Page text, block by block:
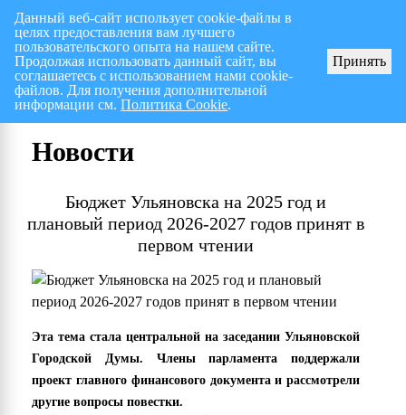
Перспективный план работ на I полугодие 2026 г.
Новости
Бюджет Ульяновска на 2025 год и
плановый период 2026-2027 годов принят в
первом чтении
Эта тема стала центральной на заседании Ульяновской
Городской Думы. Члены парламента поддержали
проект главного финансового документа и рассмотрели
другие вопросы повестки.
Данный веб-сайт использует cookie-файлы в
целях предоставления вам лучшего
пользовательского опыта на нашем сайте.
Продолжая использовать данный сайт, вы
соглашаетесь с использованием нами cookie-
файлов. Для получения дополнительной
информации см.Политика Cookie.
Принять